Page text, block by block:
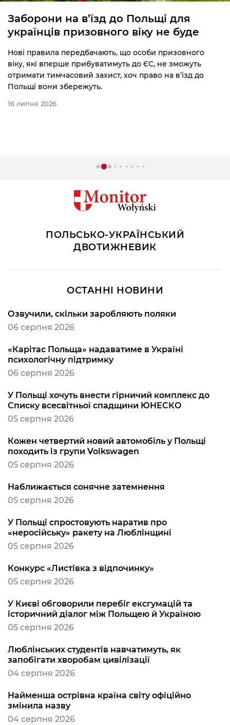
Заборони на в’їзд до Польщі для
українців призовного віку не буде
Нові правила передбачають, що особи призовного
віку, які вперше прибуватимуть до ЄС, не зможуть
отримати тимчасовий захист, хоч право на в’їзд до
Польщі вони збережуть.
16 липня 2026
ПОЛЬСЬКО-УКРАЇНСЬКИЙ
ДВОТИЖНЕВИК
ОСТАННІ НОВИНИ
Озвучили, скільки заробляють поляки
06 серпня 2026
«Карітас Польща» надаватиме в Україні
психологічну підтримку
06 серпня 2026
У Польщі хочуть внести гірничий комплекс до
Списку всесвітньої спадщини ЮНЕСКО
05 серпня 2026
Кожен четвертий новий автомобіль у Польщі
походить із групи Volkswagen
05 серпня 2026
Наближається сонячне затемнення
05 серпня 2026
У Польщі спростовують наратив про
«неросійську» ракету на Люблінщині
05 серпня 2026
Конкурс «Листівка з відпочинку»
05 серпня 2026
У Києві обговорили перебіг ексгумацій та
історичний діалог між Польщею й Україною
05 серпня 2026
Люблінських студентів навчатимуть, як
запобігати хворобам цивілізації
04 серпня 2026
Найменша острівна країна світу офіційно
змінила назву
04 серпня 2026